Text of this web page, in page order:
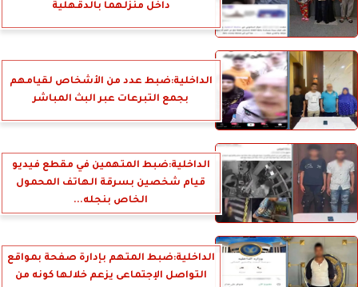
داخل منزلهما بالدقهلية
الداخلية:ضبط عدد من الأشخاص لقيامهم
بجمع التبرعات عبر البث المباشر
الداخلية:ضبط المتهمين في مقطع فيديو
قيام شخصين بسرقة الهاتف المحمول
الخاص بنجله...
الداخلية:ضبط المتهم بإدارة صفحة بمواقع
التواصل الإجتماعى يزعم خلالها كونه من